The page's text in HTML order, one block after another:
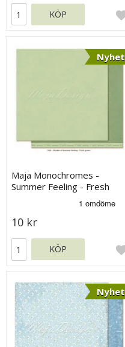
KÖP
Nyhet
Maja Monochromes -
Summer Feeling - Fresh
10 kr
KÖP
Nyhet